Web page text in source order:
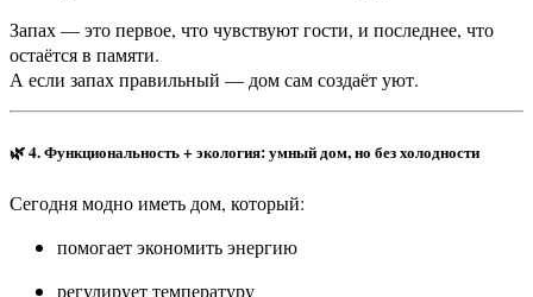
Запах — это первое, что чувствуют гости, и последнее, что
остаётся в памяти.
А если запах правильный — дом сам создаёт уют.
🌿4. Функциональность + экология: умный дом, но без холодности
Сегодня модно иметь дом, который:
помогает экономить энергию
регулирует температуру